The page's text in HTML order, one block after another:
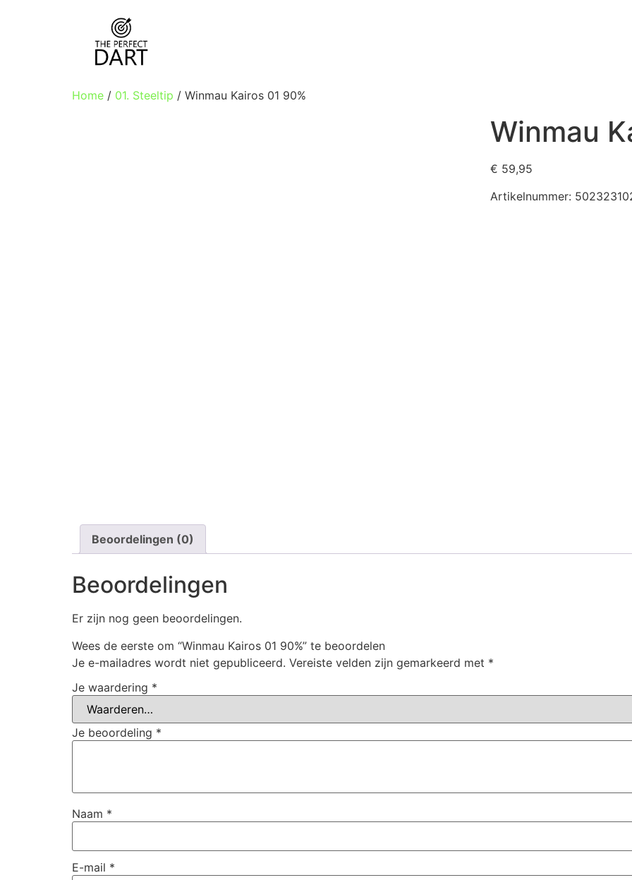
Home / 01. Steeltip / Winmau Kairos 01 90%
Winmau
€ 59,95
Artikelnummer:
Beoordelingen (0)
Beoordelingen
Er zijn nog geen beoordelingen.
Wees de eerste om “Winmau Kairos 01 90%” te beoordelen
Je e-mailadres wordt niet gepubliceerd. Vereiste velden zijn gemarkeerd met *
Je waardering *
Je beoordeling *
Naam *
E-mail *